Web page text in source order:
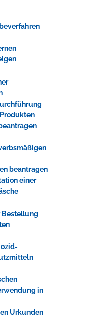
beantragen
einer
Bestellung
in
Urkunden